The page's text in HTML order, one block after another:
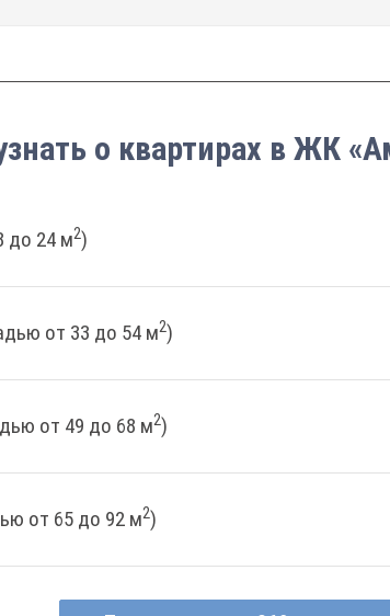
о квартирах в ЖК
до 24 м2)
от 33 до 54 м2)
от 49 до 68 м2)
от 65 до 92 м2)